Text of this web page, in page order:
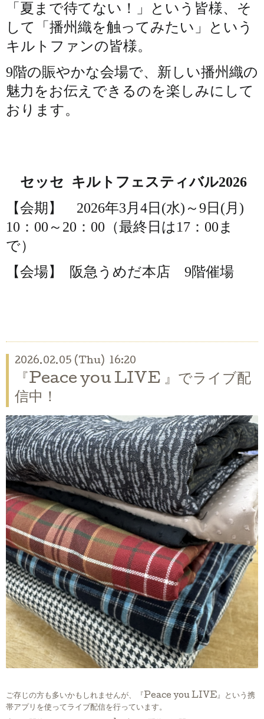
「夏まで待てない！」という皆様、そ
して「播州織を触ってみたい」という
キルトファンの皆様。
9階の賑やかな会場で、新しい播州織の
魅力をお伝えできるのを楽しみにして
おります。
セッセ キルトフェスティバル2026
【会期】 2026年3月4日(水)～9日(月)
10：00～20：00（最終日は17：00ま
で）
【会場】 阪急うめだ本店 9階催場
2026.02.05 (Thu) 16:20
『Peace you LIVE 』でライブ配
信中！
ご存じの方も多いかもしれませんが、『Peace you LIVE』という携
帯アプリを使ってライブ配信を行っています。